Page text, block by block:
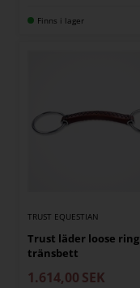
Finns i lager
TRUST EQUESTIAN
Trust läder loose ring
tränsbett
1.614,00 SEK